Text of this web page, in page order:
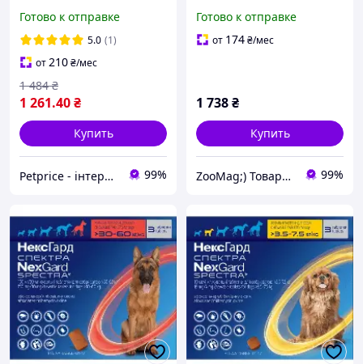
упаковка 3 пипетки
Готово к отправке
5.0 (1)
от210₴/мес
1 261.40₴
1 484 ₴
Купить
Petprice - інтернет-магазин зоотоваров 99%
паразитов для собак M
(7.5-15 кг) упаковка 3 таб
Готово к отправке
от 174₴/мес
1 738₴
Купить
ZooMag;) Товары для животных 99%